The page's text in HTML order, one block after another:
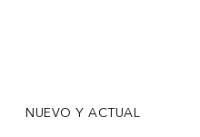
NUEVO Y ACTUAL